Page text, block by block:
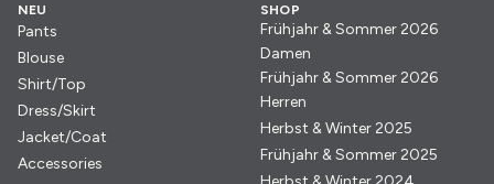
NEU
Pants
Blouse
Shirt/Top
Dress/Skirt
Jacket/Coat
Accessories
SHOP
Frühjahr & Sommer 2026
Damen
Frühjahr & Sommer 2026
Herren
Herbst & Winter 2025
Frühjahr & Sommer 2025